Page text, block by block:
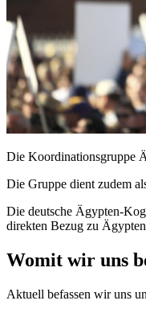
Die Koordinationsgruppe
Die Gruppe dient zudem
Die deutsche Ägypten-
direkten Bezug zu
Womit wir uns
Aktuell befassen wir uns